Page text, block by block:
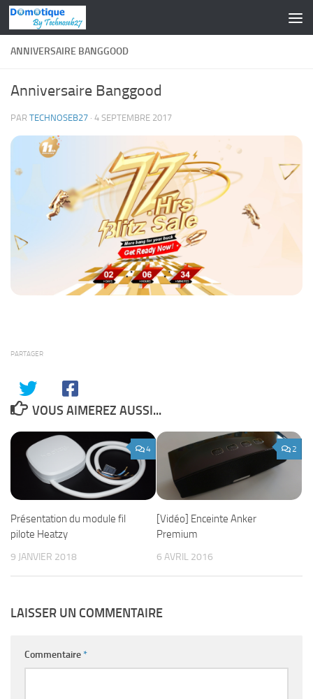
Skip to content
ANNIVERSAIRE BANGGOOD
Anniversaire Banggood
PAR TECHNOSEB27 · 4 SEPTEMBRE 2017
PARTAGER
VOUS AIMEREZ AUSSI...
4
Présentation du module fil
pilote Heatzy
9 JANVIER 2018
2
[Vidéo] Enceinte Anker
Premium
6 AVRIL 2016
LAISSER UN COMMENTAIRE
Commentaire*